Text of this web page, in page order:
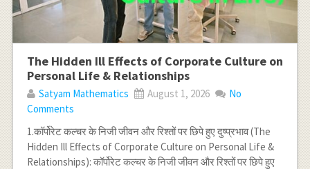
The Hidden Ill Effects of Corporate Culture on
Personal Life & Relationships
Satyam Mathematics August 1, 2026
No
Comments
1.कॉर्पोरेट कल्चर के निजी जीवन और रिश्तों पर छिपे हुए दुष्प्रभाव (The
Hidden Ill Effects of Corporate Culture on Personal Life &
Relationships): कॉर्पोरेट कल्चर के निजी जीवन और रिश्तों पर छिपे हुए